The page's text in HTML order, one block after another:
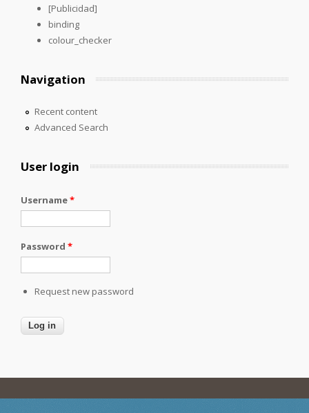
[Publicidad]
binding
colour_checker
Navigation
Recent content
Advanced Search
User login
Username*
Password *
Request new password